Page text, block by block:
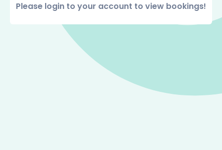
Please login to your account to view bookings!